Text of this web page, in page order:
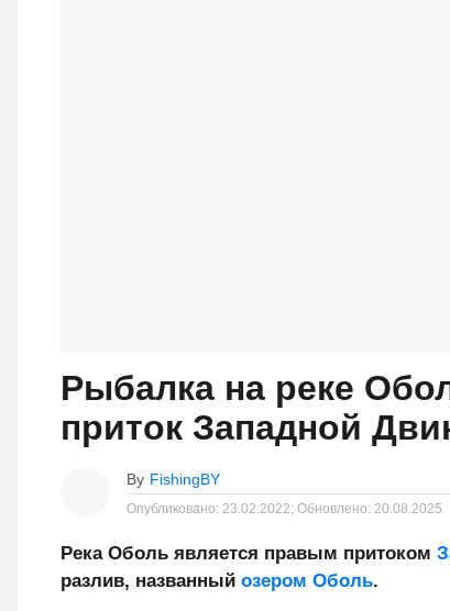
Рыбалка на реке
приток Западной
By FishingBY
Опубликовано: 23.02.2022; Обновлено: 20.08.2025
Река Оболь является правым притоком
разлив, названный озером Оболь.